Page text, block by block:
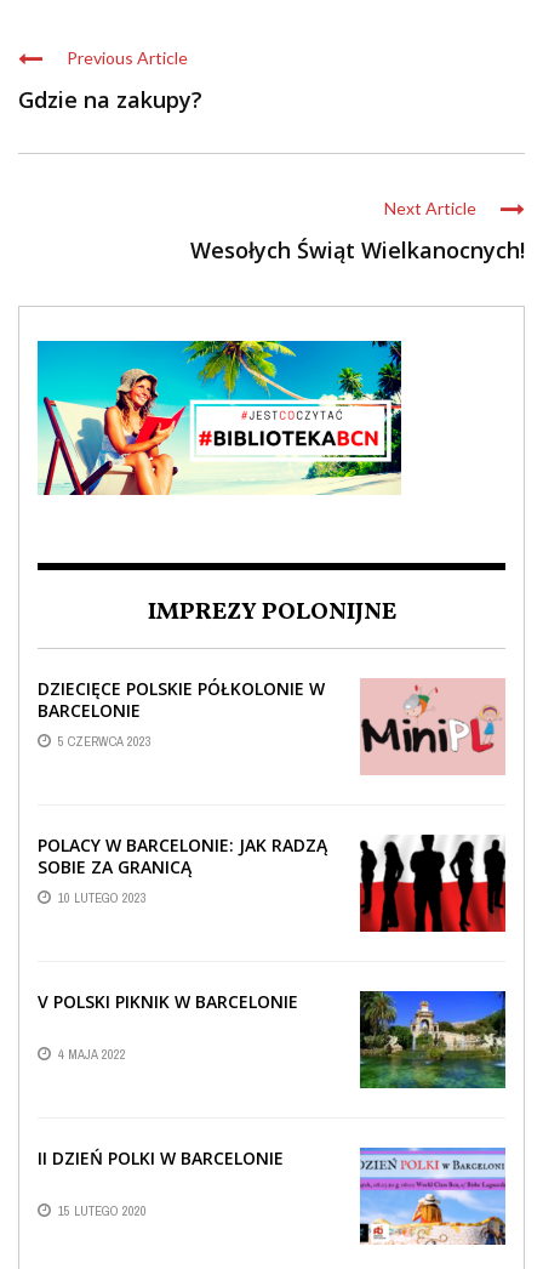
Previous Article
Gdzie na zakupy?
Next Article
Wesołych Świąt Wielkanocnych!
IMPREZY POLONIJNE
DZIECIĘCE POLSKIE PÓŁKOLONIE W
BARCELONIE
5 CZERWCA 2023
POLACY W BARCELONIE: JAK RADZĄ
SOBIE ZA GRANICĄ
10 LUTEGO 2023
V POLSKI PIKNIK W BARCELONIE
4 MAJA 2022
II DZIEŃ POLKI W BARCELONIE
15 LUTEGO 2020